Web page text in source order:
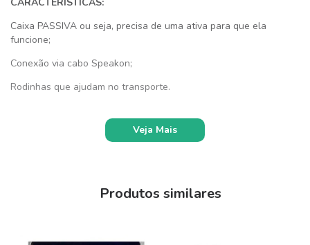
Caixa PASSIVA ou seja, precisa de uma ativa para que ela
funcione;
Conexão via cabo Speakon;
Rodinhas que ajudam no transporte.
Veja Mais
Produtos similares